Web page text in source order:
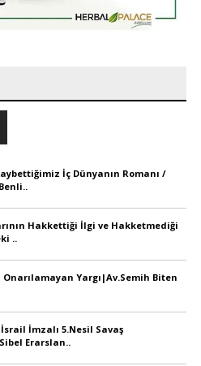
İç Dünyanın Romanı /
Hakkettiği İlgi ve Hakketmediği
..
Yargı|Av.Semih Biten
İmzalı 5.Nesil Savaş
Erarslan..